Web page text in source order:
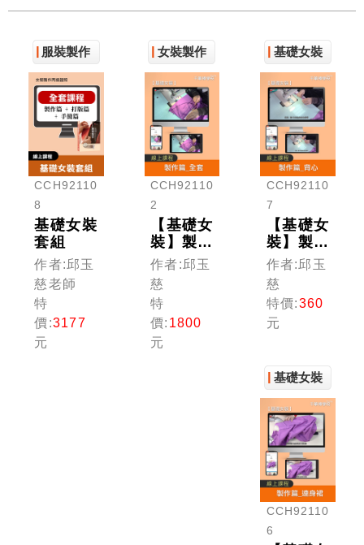
服裝製作
CCH92110
8
基礎女裝
套組
作者:邱玉
慈老師
特
價:3177
元
女裝製作
CCH92110
2
【基礎女
裝】製作
篇_全套
作者:邱玉
慈
特
價: 1800
元
基礎女裝
CCH92110
7
【基礎女
裝】製作
篇_背心
作者:邱玉
慈
特價:360
元
基礎女裝
CCH92110
6